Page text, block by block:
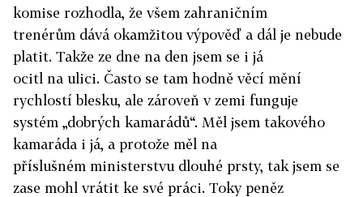
komise rozhodla, že všem zahraničním
trenérům dává okamžitou výpověď a dál je nebude
platit. Takže ze dne na den jsem se i já
ocitl na ulici. Často se tam hodně věcí mění
rychlostí blesku, ale zároveň v zemi funguje
systém „dobrých kamarádů“. Měl jsem takového
kamaráda i já, a protože měl na
příslušném ministerstvu dlouhé prsty, tak jsem se
zase mohl vrátit ke své práci. Toky peněz